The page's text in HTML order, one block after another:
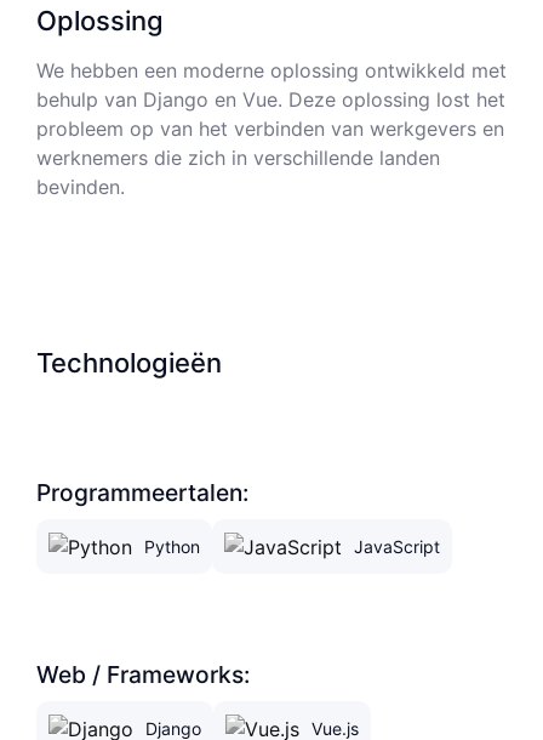
Oplossing
We hebben een moderne oplossing ontwikkeld met
behulp van Django en Vue. Deze oplossing lost het
probleem op van het verbinden van werkgevers en
werknemers die zich in verschillende landen
bevinden.
Technologieën
Programmeertalen:
Python JavaScript
Web / Frameworks:
Django Vue.js